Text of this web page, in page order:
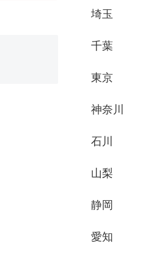
埼玉
千葉
東京
神奈川
石川
山梨
静岡
愛知